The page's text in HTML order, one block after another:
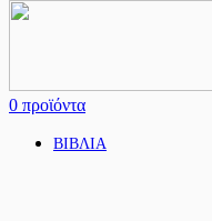
0 προϊόντα
ΒΙΒΛΙΑ